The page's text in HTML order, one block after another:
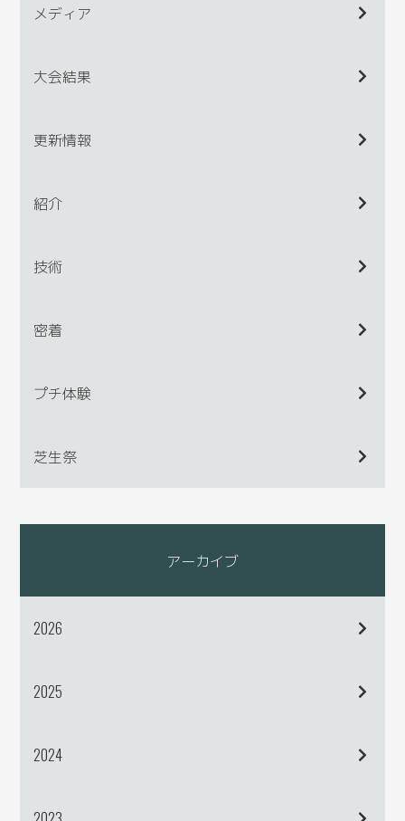
メディア
大会結果
更新情報
紹介
技術
密着
プチ体験
芝生祭
アーカイブ
2026
2025
2024